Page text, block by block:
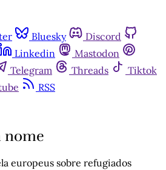
Bluesky
Discord
Linkedin
Mastodon
Telegram Threads
Tiktok
RSS
nome
europeus sobre refugiados